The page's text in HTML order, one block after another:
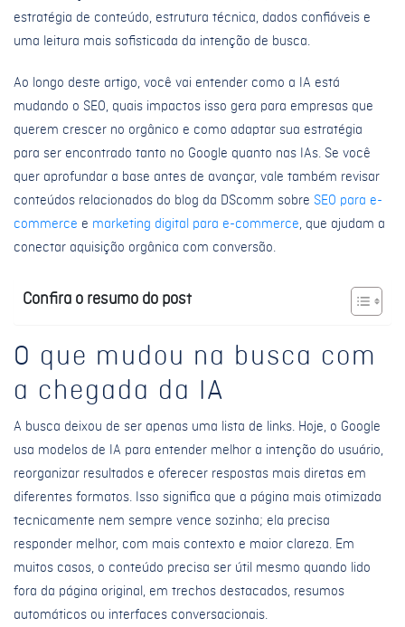
estratégia de conteúdo, estrutura técnica, dados confiáveis e
uma leitura mais sofisticada da intenção de busca.
Ao longo deste artigo, você vai entender como a IA está
mudando o SEO, quais impactos isso gera para empresas que
querem crescer no orgânico e como adaptar sua estratégia
para ser encontrado tanto no Google quanto nas IAs. Se você
quer aprofundar a base antes de avançar, vale também revisar
conteúdos relacionados do blog da DScomm sobre SEO para e-
commerce e marketing digital para e-commerce, que ajudam a
conectar aquisição orgânica com conversão.
Confira o resumo do post
O que mudou na busca com
a chegada da IA
A busca deixou de ser apenas uma lista de links. Hoje, o Google
usa modelos de IA para entender melhor a intenção do usuário,
reorganizar resultados e oferecer respostas mais diretas em
diferentes formatos. Isso significa que a página mais otimizada
tecnicamente nem sempre vence sozinha; ela precisa
responder melhor, com mais contexto e maior clareza. Em
muitos casos, o conteúdo precisa ser útil mesmo quando lido
fora da página original, em trechos destacados, resumos
automáticos ou interfaces conversacionais.